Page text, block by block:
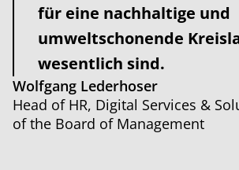
für eine nachhaltige und
umweltschonende
wesentlich sind.
Wolfgang Lederhoser
Head of HR, Digital Services &
of the Board of Management